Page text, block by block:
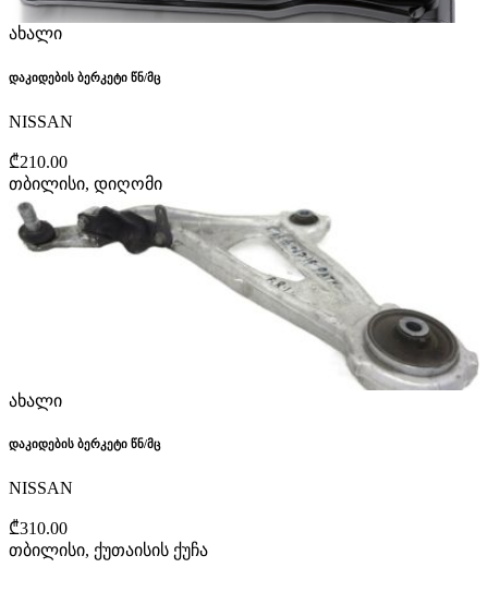
ახალი
დაკიდების ბერკეტი წნ/მც
NISSAN
₾210.00
თბილისი, დიღომი
ახალი
დაკიდების ბერკეტი წნ/მც
NISSAN
₾310.00
თბილისი, ქუთაისის ქუჩა